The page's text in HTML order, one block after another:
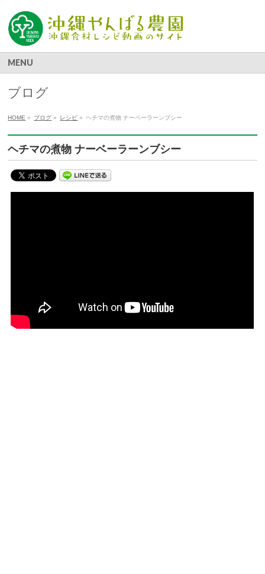
MENU
ブログ
HOME » ブログ » レシピ » ヘチマの煮物 ナーベーラーンブシー
ヘチマの煮物 ナーベーラーンブシー